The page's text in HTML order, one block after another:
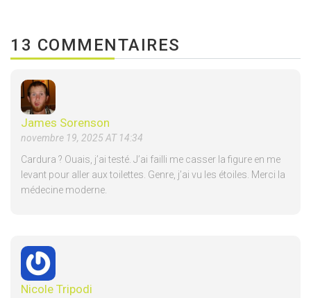
13 COMMENTAIRES
James Sorenson
novembre 19, 2025 AT 14:34
Cardura ? Ouais, j’ai testé. J’ai failli me casser la figure en me
levant pour aller aux toilettes. Genre, j’ai vu les étoiles. Merci la
médecine moderne.
Nicole Tripodi